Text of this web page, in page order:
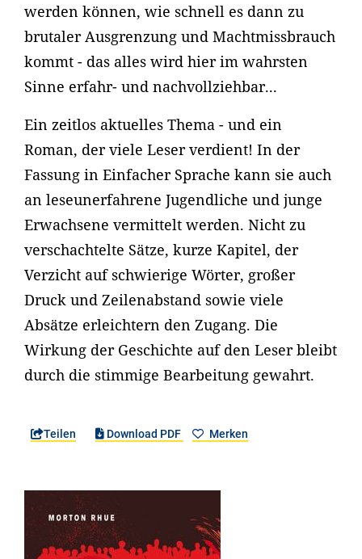
werden können, wie schnell es dann zu
brutaler Ausgrenzung und Machtmissbrauch
kommt - das alles wird hier im wahrsten
Sinne erfahr- und nachvollziehbar...
Ein zeitlos aktuelles Thema - und ein
Roman, der viele Leser verdient! In der
Fassung in Einfacher Sprache kann sie auch
an leseunerfahrene Jugendliche und junge
Erwachsene vermittelt werden. Nicht zu
verschachtelte Sätze, kurze Kapitel, der
Verzicht auf schwierige Wörter, großer
Druck und Zeilenabstand sowie viele
Absätze erleichtern den Zugang. Die
Wirkung der Geschichte auf den Leser bleibt
durch die stimmige Bearbeitung gewahrt.
Teilen Download PDF Merken